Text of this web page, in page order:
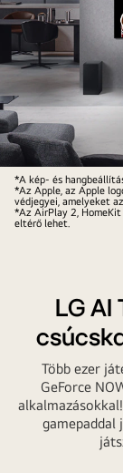
Egy
személy
kezében.
telefonon
*A kép- és
*Az Apple, az Apple
védjegyei, amelyeket
*Az AirPlay 2,
eltérő lehet.
LG AI
Több ezer
GeForce